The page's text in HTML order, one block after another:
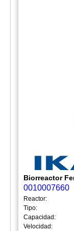
Biorreactor
0010007660
Reactor:
Tipo:
Capacidad:
Velocidad: